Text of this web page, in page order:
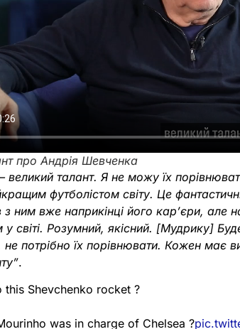
про Андрія Шевченка
великий талант. Я не можу їх
футболістом світу. Це
ним вже наприкінці його кар’єри, але
світі. Розумний, якісний. [Мудрику]
потрібно їх порівнювати. Кожен має
.
this Shevchenko rocket ?
was in charge of Chelsea ?